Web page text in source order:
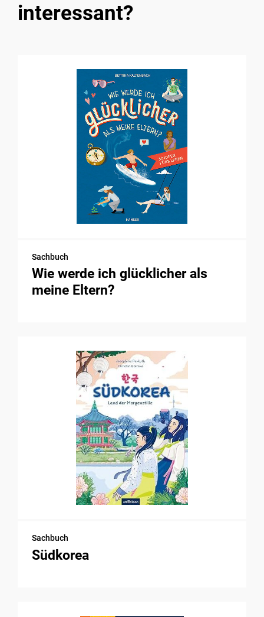
interessant?
Sachbuch
Wie werde ich glücklicher als
meine Eltern?
Sachbuch
Südkorea